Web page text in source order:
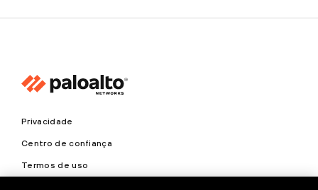
Privacidade
Centro de confiança
Termos de uso